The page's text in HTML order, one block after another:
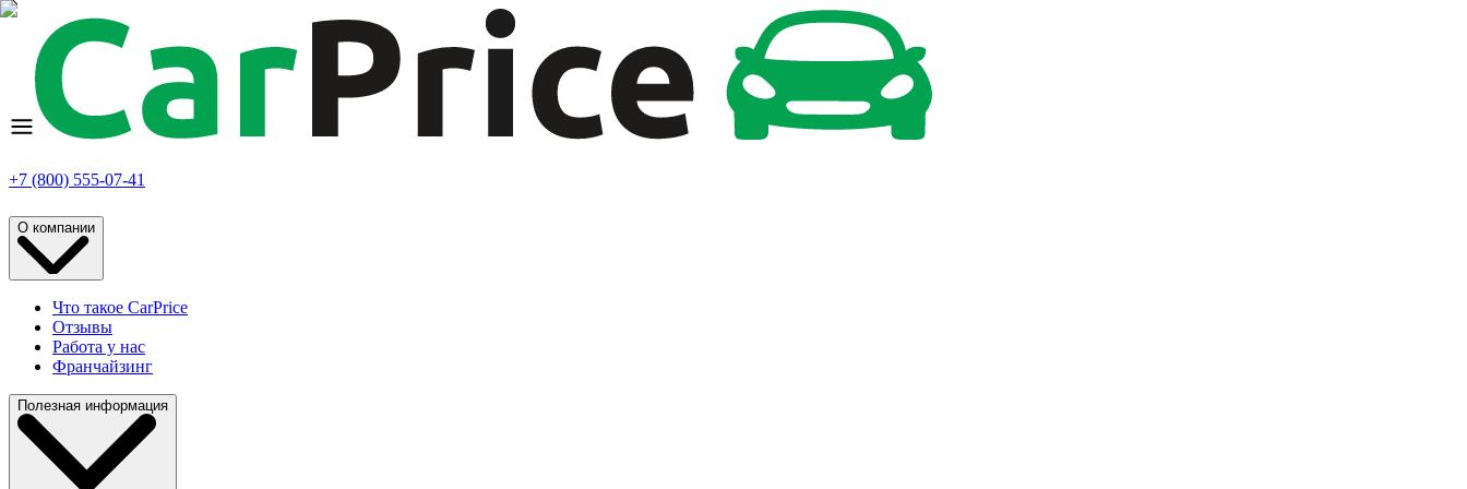
+7 (800) 555-07-41
О компании
Что такое CarPrice
Отзывы
Работа у нас
Франчайзинг
Полезная информация